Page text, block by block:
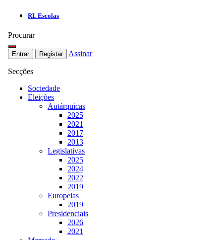
RL Escolas
Procurar
Entrar Registar Assinar
Secções
Sociedade
Eleições
Autárquicas
2025
2021
2017
2013
Legislativas
2025
2024
2022
2019
Europeias
2019
Presidenciais
2026
2021